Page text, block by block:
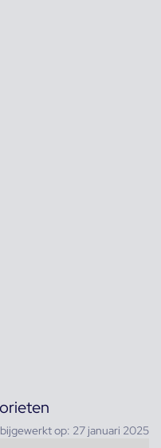
op: 27 januari 2025